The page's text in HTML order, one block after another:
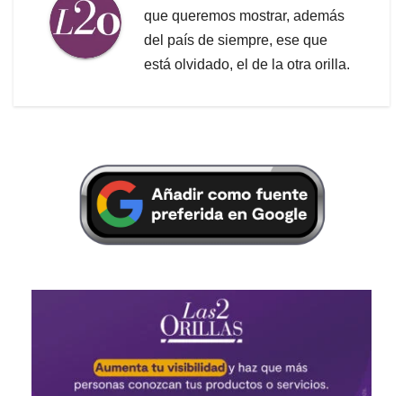
que queremos mostrar, además
del país de siempre, ese que
está olvidado, el de la otra orilla.